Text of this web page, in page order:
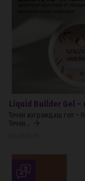
Liquid Builder Gel
Течен изграждащ гел –
Течен...